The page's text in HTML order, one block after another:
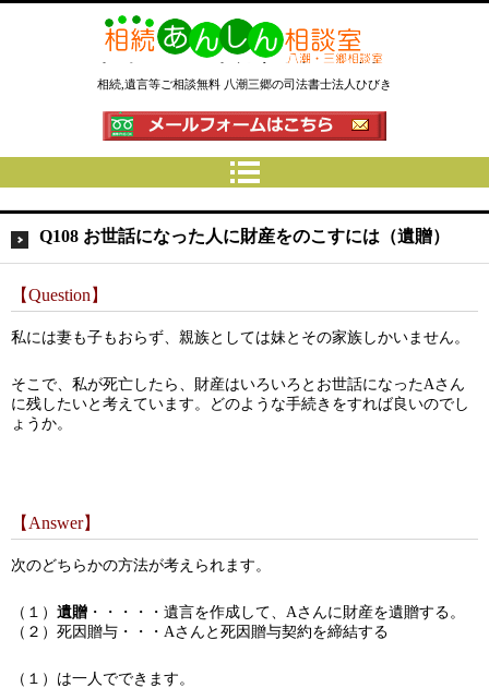
相続あんしん相談室八潮三郷│相
続手続 名義変更 遺言なら埼玉県
の司法書士法人ひびき
相続,遺言等ご相談無料 八潮三郷の司法書士法人ひびき
Q108 お世話になった人に財産をのこすには（遺贈）
【Question】
私には妻も子もおらず、親族としては妹とその家族しかいません。
そこで、私が死亡したら、財産はいろいろとお世話になったAさん
に残したいと考えています。どのような手続きをすれば良いのでし
ょうか。
【Answer】
次のどちらかの方法が考えられます。
（１） 遺贈 ・・・・・遺言を作成して、Aさんに財産を遺贈する。
（２）死因贈与・・・Aさんと死因贈与契約を締結する
（１）は一人でできます。